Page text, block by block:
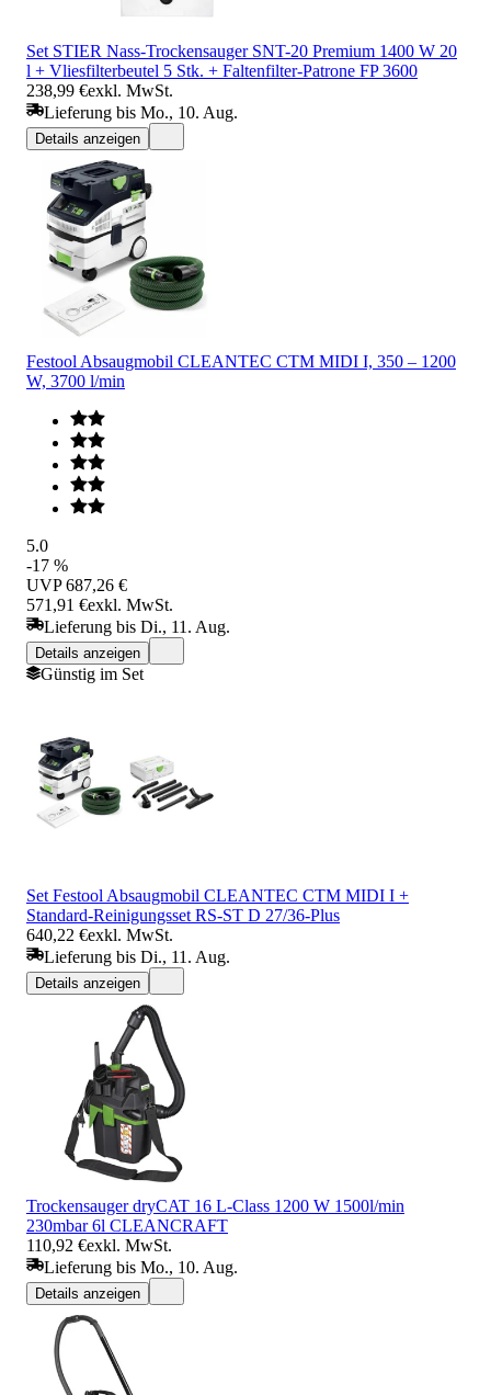
Set STIER Nass-Trockensauger SNT-20 Premium 1400 W 20
l + Vliesfilterbeutel 5 Stk. + Faltenfilter-Patrone FP 3600
238,99 €exkl. MwSt.
Lieferung bis Mo., 10. Aug.
Details anzeigen
Festool Absaugmobil CLEANTEC CTM MIDI I, 350 – 1200
W, 3700 l/min
5.0
-17 %
UVP 687,26 €
571,91 €exkl. MwSt.
Lieferung bis Di., 11. Aug.
Details anzeigen
Günstig im Set
Set Festool Absaugmobil CLEANTEC CTM MIDI I +
Standard-Reinigungsset RS-ST D 27/36-Plus
640,22 €exkl. MwSt.
Lieferung bis Di., 11. Aug.
Details anzeigen
Trockensauger dryCAT 16 L-Class 1200 W 1500l/min
230mbar 6l CLEANCRAFT
110,92 €exkl. MwSt.
Lieferung bis Mo., 10. Aug.
Details anzeigen